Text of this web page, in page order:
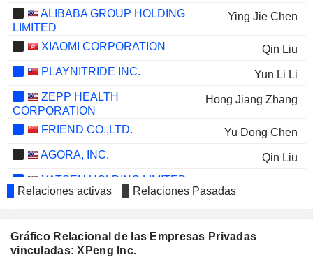
ALIBABA GROUP HOLDING
LIMITED
Ying Jie Chen
XIAOMI CORPORATION
Qin Liu
PLAYNITRIDE INC.
Yun Li Li
ZEPP HEALTH
CORPORATION
Hong Jiang Zhang
FRIEND CO.,LTD.
Yu Dong Chen
AGORA, INC.
Qin Liu
YATSEN HOLDING LIMITED
Relaciones activas Relaciones Pasadas
Gráfico Relacional de las Empresas Privadas
vinculadas: XPeng Inc.